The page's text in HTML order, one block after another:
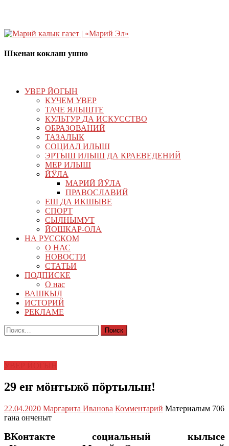
Шкенан коклаш ушно
УВЕР ЙОГЫН
КУЧЕМ УВЕР
ТАЧЕ ЯЛЫШТЕ
КУЛЬТУР ДА ИСКУССТВО
ОБРАЗОВАНИЙ
ТАЗАЛЫК
СОЦИАЛ ИЛЫШ
ЭРТЫШ ИЛЫШ ДА КРАЕВЕДЕНИЙ
МЕР ИЛЫШ
ЙӰЛА
МАРИЙ ЙӰЛА
ПРАВОСЛАВИЙ
ЕШ ДА ИКШЫВЕ
СПОРТ
СЫЛНЫМУТ
ЙОШКАР-ОЛА
НА РУССКОМ
О НАС
НОВОСТИ
СТАТЬИ
ПОДПИСКЕ
О нас
ВАШКЫЛ
ИСТОРИЙ
РЕКЛАМЕ
Найти:
29 еҥ мӧҥгыжӧ пӧртылын!
22.04.2020 Маргарита Иванова Комментарий Материалым 706
гана онченыт
ВКонтакте социальный кылысе